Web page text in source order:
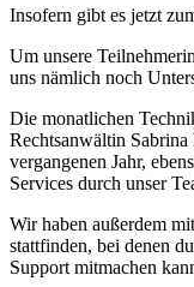
Insofern gibt es jetzt
Um unsere
uns nämlich noch
Die monatlichen
Rechtsanwältin Sabrina
vergangenen Jahr,
Services durch unser
Wir haben außerdem
stattfinden, bei denen
Support mitmachen